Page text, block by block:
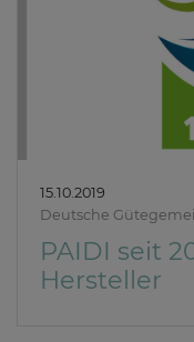
15.10.2019
Deutsche
PAIDI seit
Hersteller